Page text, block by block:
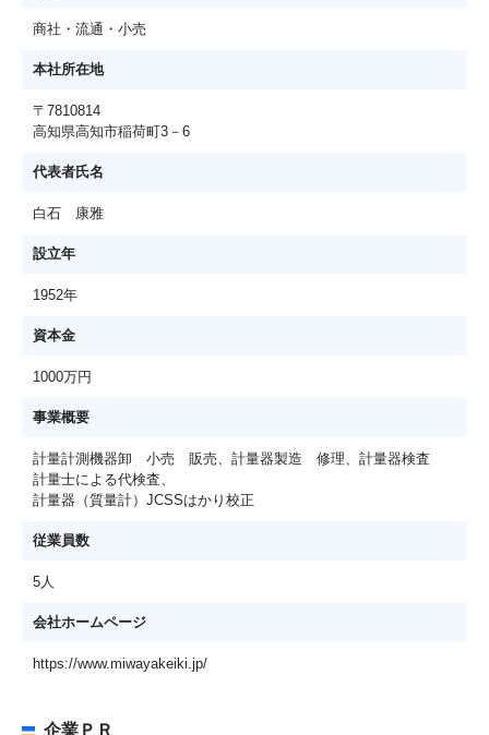
商社・流通・小売
本社所在地
〒7810814
高知県高知市稲荷町3－6
代表者氏名
白石 康雅
設立年
1952年
資本金
1000万円
事業概要
計量計測機器卸 小売 販売、計量器製造 修理、計量器検査
計量士による代検査、
計量器（質量計）JCSSはかり校正
従業員数
5人
会社ホームページ
https://www.miwayakeiki.jp/
企業ＰＲ